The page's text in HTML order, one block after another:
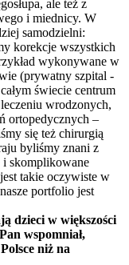
gosłupa, ale też z
i miednicy. W
samodzielni:
korekcje wszystkich
wykonywane w
(prywatny szpital -
świecie centrum
wrodzonych,
ortopedycznych –
się też chirurgią
byliśmy znani z
i skomplikowane
takie oczywiste w
portfolio jest
dzieci w większości
wspomniał,
niż na